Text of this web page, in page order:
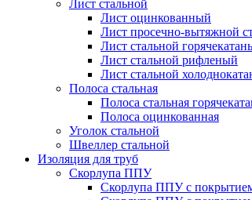
Лист стальной
Лист оцинкованный
Лист просечно-вытяжной
Лист стальной
Лист стальной рифленый
Лист стальной
Полоса стальная
Полоса стальная
Полоса оцинкованная
Уголок стальной
Швеллер стальной
Изоляция для труб
Скорлупа ППУ
Скорлупа ППУ с покрытием